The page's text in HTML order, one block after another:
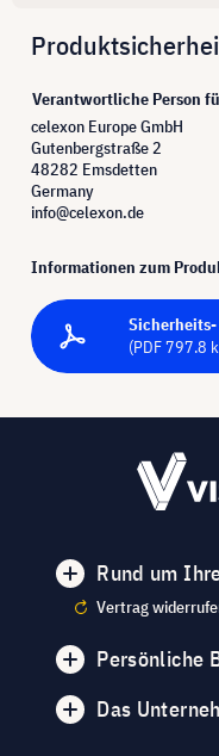
Verantwortliche Person
celexon Europe GmbH
Gutenbergstraße 2
48282 Emsdetten
Germany
info@celexon.de
Informationen zum
Sicherheits-
(PDF 797.8
Rund um
Vertrag
Persönliche
Das